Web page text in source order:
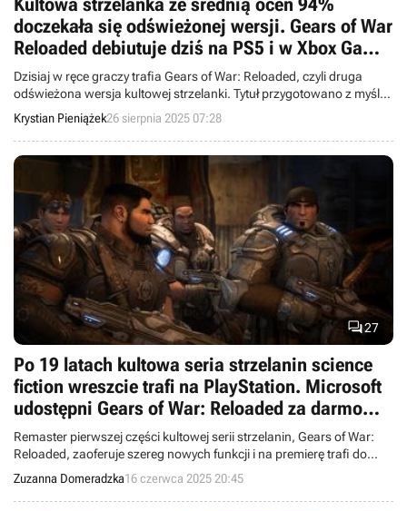
Kultowa strzelanka ze średnią ocen 94%
doczekała się odświeżonej wersji. Gears of War
Reloaded debiutuje dziś na PS5 i w Xbox Game
Pass
Dzisiaj w ręce graczy trafia Gears of War: Reloaded, czyli druga
odświeżona wersja kultowej strzelanki. Tytuł przygotowano z myślą
o komputerach osobistych i Xboksach Series X/S (a przy tym
abonamentach Xbox i PC Game Pass) oraz PlayStation 5.
Krystian Pieniążek26 sierpnia 2025 07:28
27
Po 19 latach kultowa seria strzelanin science
fiction wreszcie trafi na PlayStation. Microsoft
udostępni Gears of War: Reloaded za darmo
niektórym graczom
Remaster pierwszej części kultowej serii strzelanin, Gears of War:
Reloaded, zaoferuje szereg nowych funkcji i na premierę trafi do
Game Passa. Oto jego nowy gameplay trailer.
Zuzanna Domeradzka16 czerwca 2025 20:45